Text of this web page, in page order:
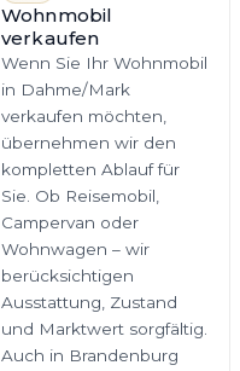
Wohnmobil
verkaufen
Wenn Sie Ihr Wohnmobil
in Dahme/Mark
verkaufen möchten,
übernehmen wir den
kompletten Ablauf für
Sie. Ob Reisemobil,
Campervan oder
Wohnwagen – wir
berücksichtigen
Ausstattung, Zustand
und Marktwert sorgfältig.
Auch in Brandenburg